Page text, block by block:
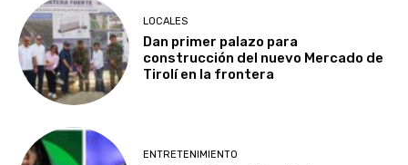
LOCALES
Dan primer palazo para
construcción del nuevo Mercado de
Tirolí en la frontera
ENTRETENIMIENTO